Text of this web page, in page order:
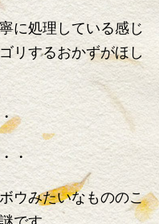
に処理している感じ
リするおかずがほし
・
ウみたいなもののこ